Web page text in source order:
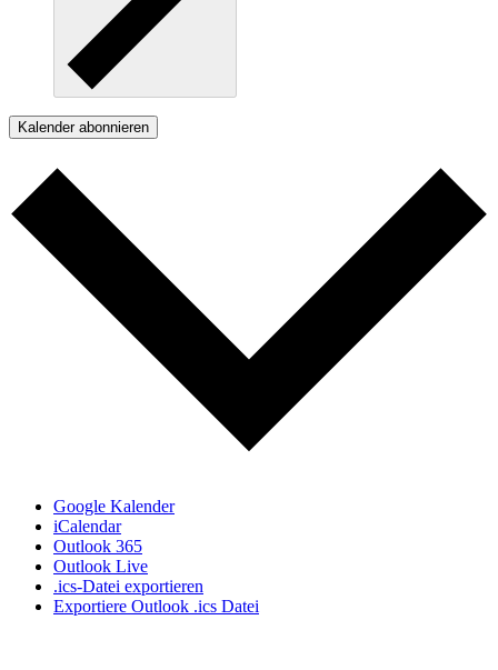
Kalender abonnieren
Google Kalender
iCalendar
Outlook 365
Outlook Live
.ics-Datei exportieren
Exportiere Outlook .ics Datei